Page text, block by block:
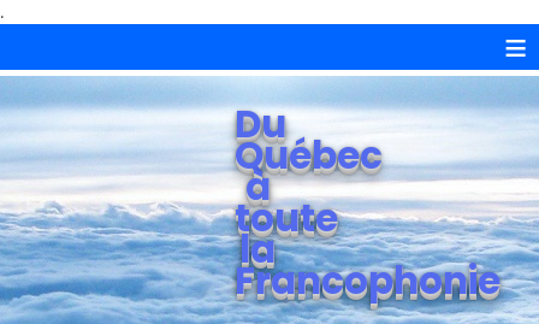
.
≡
Du
Québec
à
toute
la
Francophonie